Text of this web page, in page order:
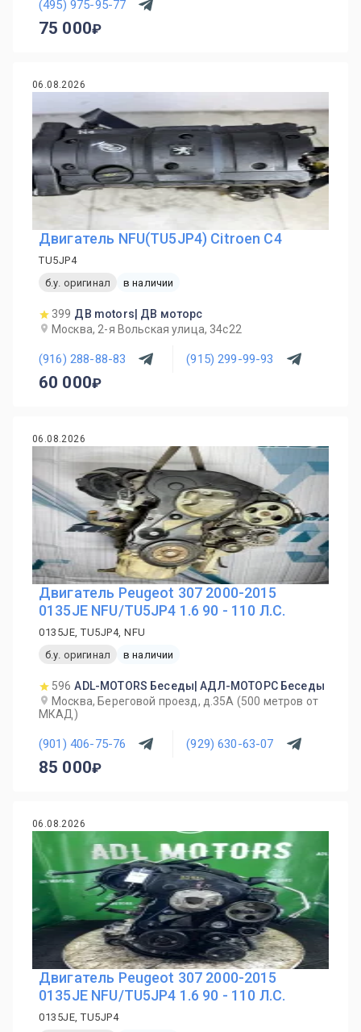
(495) 975-95-77
75 000
06.08.2026
Двигатель NFU(TU5JP4) Citroen C4
TU5JP4
б.у. оригинал
в наличии
399 ДВ motors| ДВ моторс
Москва, 2-я Вольская улица, 34с22
(916) 288-88-83 (915) 299-99-93
60 000
06.08.2026
Двигатель Peugeot 307 2000-2015
0135JE NFU/TU5JP4 1.6 90 - 110 Л.С.
0135JE, TU5JP4, NFU
б.у. оригинал
в наличии
596 ADL-MOTORS Беседы| АДЛ-МОТОРС Беседы
Москва, Береговой проезд, д.35А (500 метров от
МКАД)
(901) 406-75-76 (929) 630-63-07
85 000
06.08.2026
Двигатель Peugeot 307 2000-2015
0135JE NFU/TU5JP4 1.6 90 - 110 Л.С.
0135JE, TU5JP4